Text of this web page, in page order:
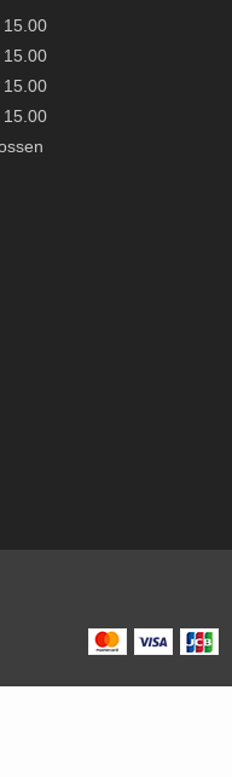
15.00
15.00
15.00
15.00